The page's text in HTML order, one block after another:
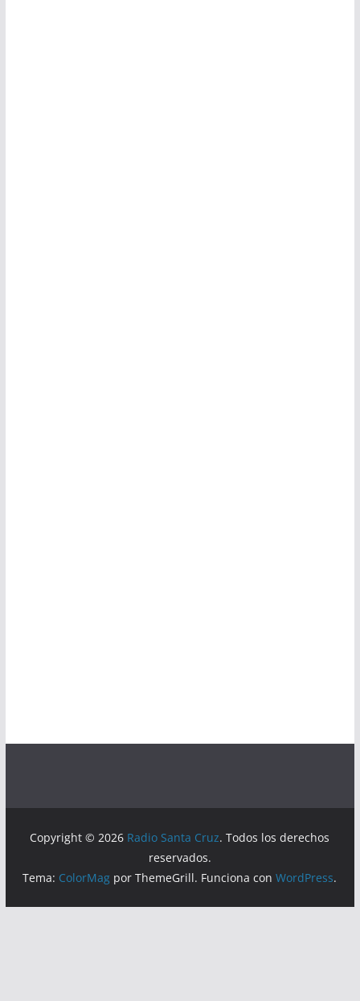
Copyright © 2026 Radio Santa Cruz. Todos los derechos
reservados.
Tema: ColorMag por ThemeGrill. Funciona conWordPress.